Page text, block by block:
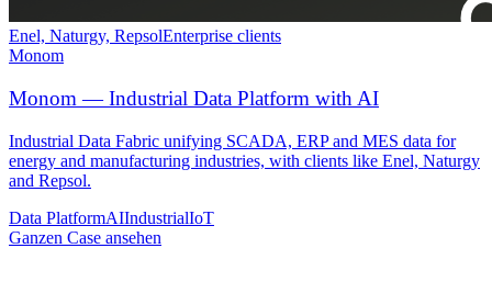
Enel, Naturgy, RepsolEnterprise clients
Monom
Monom — Industrial Data Platform with AI
Industrial Data Fabric unifying SCADA, ERP and MES data for
energy and manufacturing industries, with clients like Enel, Naturgy
and Repsol.
Data PlatformAIIndustrialIoT
Ganzen Case ansehen